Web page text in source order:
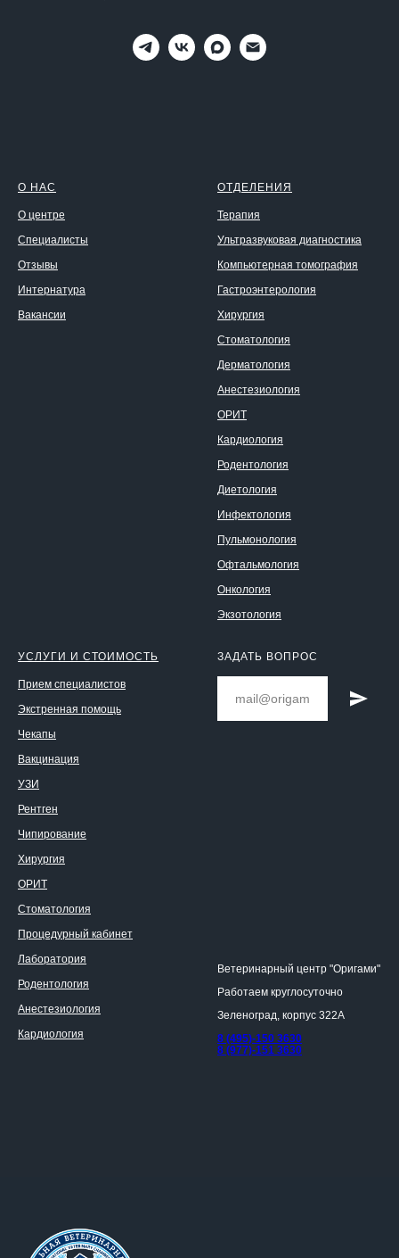
О НАС
О центре
Специалисты
Отзывы
Интернатура
Вакансии
ОТДЕЛЕНИЯ
Терапия
Ультразвуковая диагностика
Компьютерная томография
Гастроэнтерология
Хирургия
Стоматология
Дерматология
Анестезиология
ОРИТ
Кардиология
Родентология
Диетология
Инфектология
Пульмонология
Офтальмология
Онкология
Экзотология
УСЛУГИ И СТОИМОСТЬ
Прием специалистов
Экстренная помощь
Чекапы
Вакцинация
УЗИ
Рентген
Чипирование
Хирургия
ОРИТ
Стоматология
Процедурный кабинет
Лаборатория
Родентология
Анестезиология
Кардиология
ЗАДАТЬ ВОПРОС
Ветеринарный центр "Оригами"
Работаем круглосуточно
Зеленоград, корпус 322А
8 (495)-150 3630
8 (977)-151 3630